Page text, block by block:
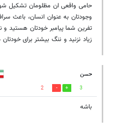
حامی واقعی ان مظلومان تشکیل
وجودتان به عنوان انسان، باعث
تفرین شما پیامبر خودتان هستید
زیاد نزنید و ننگ بیشتر برای
حسن
3
2
باشه